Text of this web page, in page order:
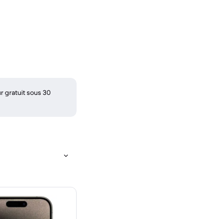
gratuit sous 30